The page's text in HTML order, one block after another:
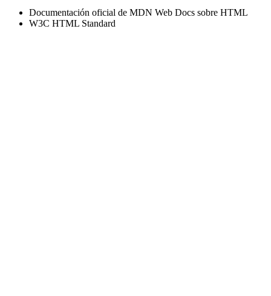
Documentación oficial de MDN Web Docs sobre HTML
W3C HTML Standard